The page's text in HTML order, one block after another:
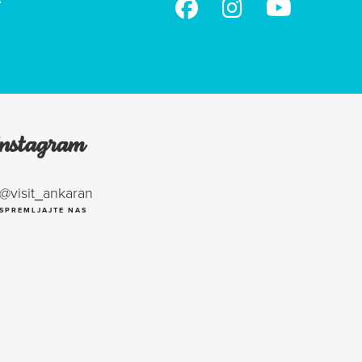
@visit_ankaran
SPREMLJAJTE NAS